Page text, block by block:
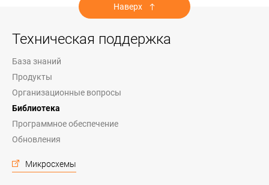
Наверх
Техническая поддержка
База знаний
Продукты
Организационные вопросы
Библиотека
Программное обеспечение
Обновления
Микросхемы